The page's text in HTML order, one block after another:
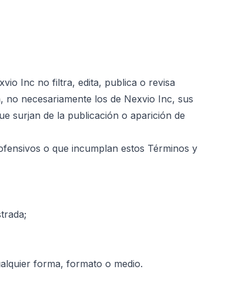
Inc no filtra, edita, publica o revisa
necesariamente los de Nexvio Inc, sus
surjan de la publicación o aparición de
o que incumplan estos Términos y
forma, formato o medio.